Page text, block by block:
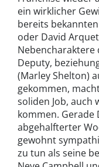
ein wirklicher
bereits
oder David
Nebencharaktere
Deputy,
(Marley Shelton)
gekommen,
soliden Job, auch
kommen. Gerade
abgehalfterter
gewohnt
zu tun als seine